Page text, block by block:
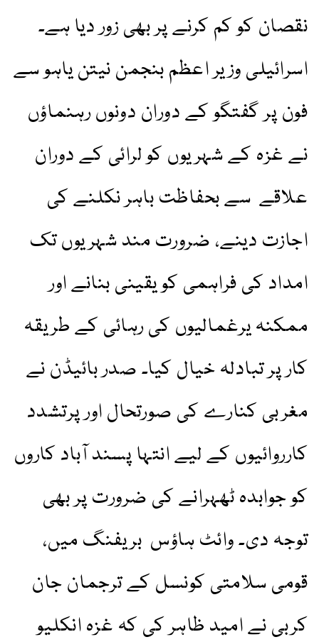
نقصان کو کم کرنے پر بھی زور دیا ہے۔
اسرائیلی وزیر اعظم بنجمن نیتن یاہو سے
فون پر گفتگو کے دوران دونوں رہنماؤں
نے غزہ کے شہریوں کو لرائی کے دوران
علاقے سے بحفاظت باہر نکلنے کی
اجازت دینے، ضرورت مند شہریوں تک
امداد کی فراہمی کو یقینی بنانے اور
ممکنہ یرغمالیوں کی رہائی کے طریقہ
کار پر تبادلہ خیال کیا۔ صدر بائیڈن نے
مغربی کنارے کی صورتحال اور پرتشدد
کارروائیوں کے لیے انتہا پسند آباد کاروں
کو جوابدہ ٹھہرانے کی ضرورت پر بھی
توجہ دی۔ وائٹ ہاؤس بریفنگ میں،
قومی سلامتی کونسل کے ترجمان جان
کربی نے امید ظاہر کی کہ غزہ انکلیو